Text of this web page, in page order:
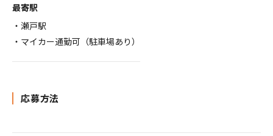
最寄駅
・瀬戸駅
・マイカー通勤可（駐車場あり）
応募方法